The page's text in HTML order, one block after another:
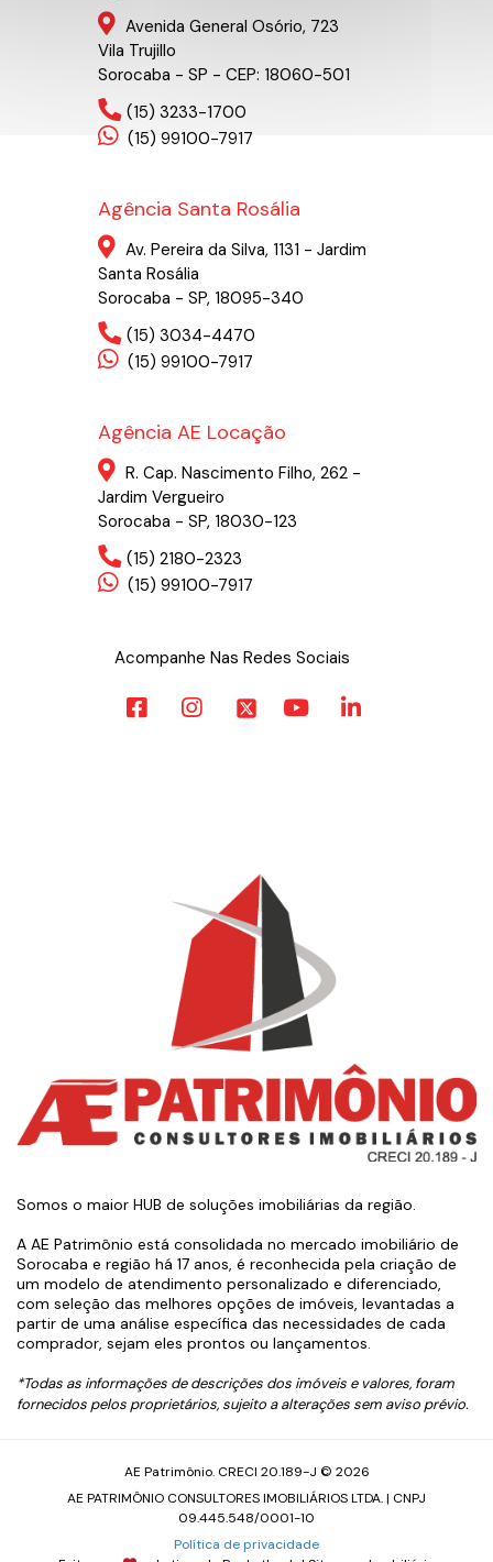
Avenida General Osório, 723
Vila Trujillo
Sorocaba - SP - CEP: 18060-501
(15) 3233-1700
(15) 99100-7917
Agência Santa Rosália
Av. Pereira da Silva, 1131 - Jardim
Santa Rosália
Sorocaba - SP, 18095-340
(15) 3034-4470
(15) 99100-7917
Agência AE Locação
R. Cap. Nascimento Filho, 262 -
Jardim Vergueiro
Sorocaba - SP, 18030-123
(15) 2180-2323
(15) 99100-7917
Acompanhe Nas Redes Sociais
Somos o maior HUB de soluções imobiliárias da região.
A AE Patrimônio está consolidada no mercado imobiliário de
Sorocaba e região há 17 anos, é reconhecida pela criação de
um modelo de atendimento personalizado e diferenciado,
com seleção das melhores opções de imóveis, levantadas a
partir de uma análise específica das necessidades de cada
comprador, sejam eles prontos ou lançamentos.
*Todas as informações de descrições dos imóveis e valores, foram
fornecidos pelos proprietários, sujeito a alterações sem aviso prévio.
AE Patrimônio. CRECI 20.189-J © 2026
AE PATRIMÔNIO CONSULTORES IMOBILIÁRIOS LTDA. | CNPJ
09.445.548/0001-10
Política de privacidade